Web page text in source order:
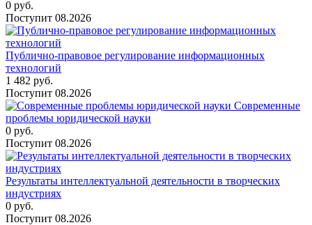
0 руб.
Поступит 08.2026
Публично-правовое регулирование информационных
технологий
1 482 руб.
Поступит 08.2026
Современные
проблемы юридической науки
0 руб.
Поступит 08.2026
Результаты интеллектуальной деятельности в творческих
индустриях
0 руб.
Поступит 08.2026